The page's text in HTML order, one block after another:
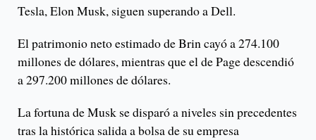
Tesla, Elon Musk, siguen superando a Dell.
El patrimonio neto estimado de Brin cayó a 274.100
millones de dólares, mientras que el de Page descendió
a 297.200 millones de dólares.
La fortuna de Musk se disparó a niveles sin precedentes
tras la histórica salida a bolsa de su empresa